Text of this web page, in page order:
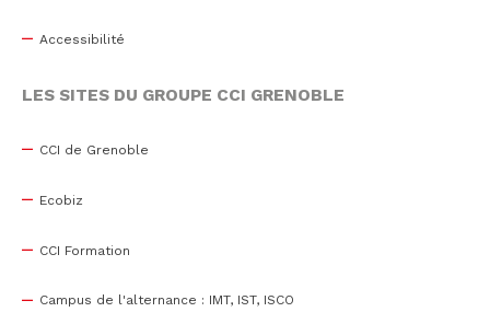
Accessibilité
LES SITES DU GROUPE CCI GRENOBLE
CCI de Grenoble
Ecobiz
CCI Formation
Campus de l'alternance : IMT, IST, ISCO